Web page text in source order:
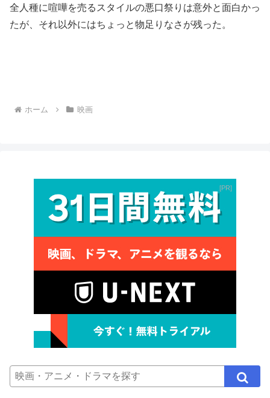
全人種に喧嘩を売るスタイルの悪口祭りは意外と面白かっ
たが、それ以外にはちょっと物足りなさが残った。
ホーム 映画
PR